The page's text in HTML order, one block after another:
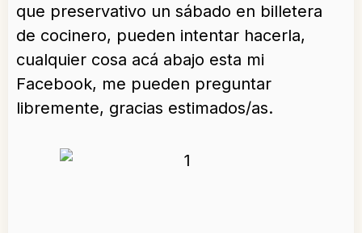
que preservativo un sábado en billetera
de cocinero, pueden intentar hacerla,
cualquier cosa acá abajo esta mi
Facebook, me pueden preguntar
libremente, gracias estimados/as.